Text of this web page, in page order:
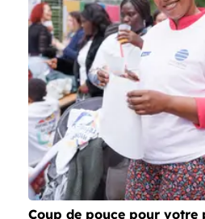
Coup de pouce pour